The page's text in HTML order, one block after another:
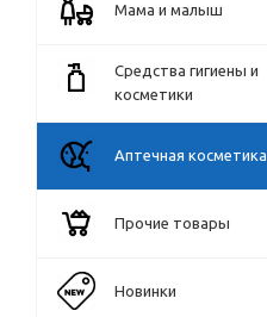
Мама и малыш
Средства гигиены и
косметики
Аптечная косметика
Прочие товары
Новинки